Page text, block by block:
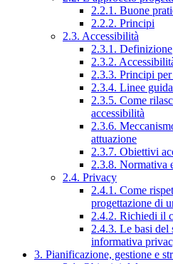
2.2.1. Buone
2.2.2. Principi
2.3. Accessibilità
2.3.1. Definizione
2.3.2.
2.3.3. Principi per
2.3.4. Linee
2.3.5. Come
accessibilità
2.3.6.
attuazione
2.3.7. Obiettivi
2.3.8. Normativa
2.4. Privacy
2.4.1. Come
progettazione di
2.4.2. Richiedi il
2.4.3. Le basi del
informativa
3. Pianificazione, gestione e